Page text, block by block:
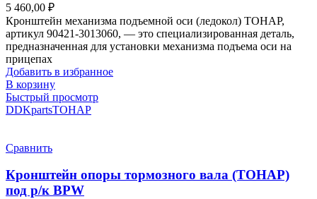
5 460,00 ₽
Кронштейн механизма подъемной оси (ледокол) ТОНАР,
артикул 90421-3013060, — это специализированная деталь,
предназначенная для установки механизма подъема оси на
прицепах
Добавить в избранное
В корзину
Быстрый просмотр
DDKpartsТОНАР
Сравнить
Кронштейн опоры тормозного вала (ТОНАР)
под р/к BPW